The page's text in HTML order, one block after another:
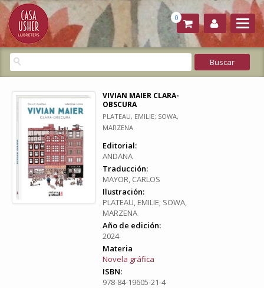
0
VIVIAN MAIER CLARA-
OBSCURA
PLATEAU, EMILIE; SOWA,
MARZENA
Editorial:
ANDANA
Traducción:
MAYOR, CARLOS
Ilustración:
PLATEAU, EMILIE; SOWA,
MARZENA
Año de edición:
2024
Materia
Novela gráfica
ISBN:
978-84-19605-21-4